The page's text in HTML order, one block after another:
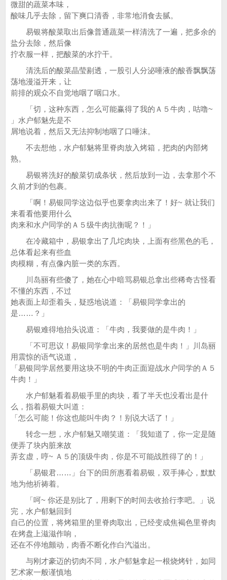
微甜的蔬菜本味，
酸味几乎去除，留下爽口清香，非常地消食去腻。
易银将酸菜取出后像普通蔬菜一样清洗了一遍，把多余的
盐分去除，然后像
拧衣服一样，把酸菜的水拧干。
清洗后的酸菜晶莹剔透，一股引人分泌唾液的酸香飘飘荡
荡地漫溢开来，让
前排的观众不自觉地咽了咽口水。
「切，这种东西，怎么可能赢得了我的Ａ５牛肉，咕噜~
」水户郁魅先是不
屑地说着，然后又无法抑制地咽了口唾沫。
不去想他，水户郁魅将里脊肉放入烤箱，把肉的内部烤
熟。
易银将洗好的酸菜切成条状，然后放到一边，去拿那个不
久前才到的包裹。
「啊！易银同学这边似乎也要拿肉出来了！好~ 就让我们
来看看他要用什么
肉来和水户同学的Ａ５级牛肉抗衡呢？！」
在冷藏箱中，易银拿出了几坨肉块，上面有些黑色的毛，
总体看起来有些血
肉模糊，有点像内脏一类的东西。
川岛丽有些傻了，她在心中暗骂易银总拿出些稀奇古怪看
不懂的东西，不过
她表面上却歪着头，疑惑地说道：「易银同学拿出的
是……？」
易银难得地抬头说道：「牛肉，我要做的是牛肉！」
「不可思议！易银同学拿出来的居然也是牛肉！」川岛丽
用震惊的语气说道，
「易银同学居然要用这块不明的牛肉正面迎战水户同学的Ａ５
牛肉！」
水户郁魅看着易银手里的肉块，看了半天也没看出是什
么，指着易银大叫道：
「怎么可能！你这也能叫牛肉？！别说大话了！」
转念一想，水户郁魅又嘲笑道：「我知道了，你一定是随
便弄了块内脏来故
弄玄虚，哼~ Ａ５的顶级牛肉，你是不可能战胜得了的！」
「易银君……」台下的田所惠看着易银，双手捧心，默默
地为他祈祷着。
「呵~ 你还是别比了，用剩下的时间去收拾行李吧。」说
完，水户郁魅回到
自己的位置，将烤箱里的里脊肉取出，已经变成焦褐色里脊肉
在烤盘上滋滋作响，
还在不停地颤动，肉香不断化作白汽溢出。
与刚才豪迈的切肉不同，水户郁魅拿起一根烧烤针，如同
艺术家一般谨慎地